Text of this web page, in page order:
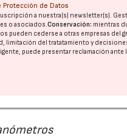
Protección de Datos
a nuestra(s) newsletter(s).
o asociados.Conservación: mientras
pueden cederse a otras empresas del
del tratatamiento y
puede presentar reclamación ante